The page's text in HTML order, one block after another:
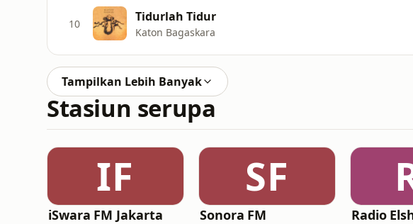
10 Tidurlah Tidur
Katon Bagaskara
Tampilkan Lebih Banyak
Stasiun serupa
IF
iSwara FM Jakarta
SF
Sonora FM Radio